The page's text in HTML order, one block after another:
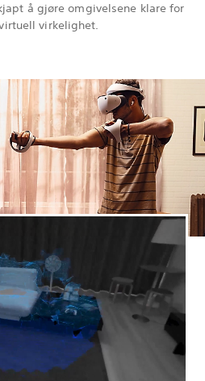
å gjøre omgivelsene klare for
virkelighet.